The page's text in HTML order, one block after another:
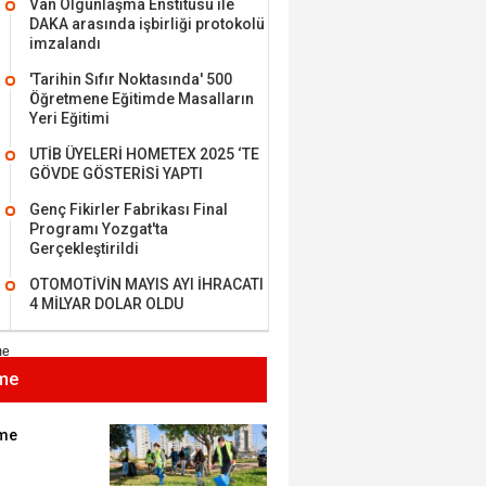
Van Olgunlaşma Enstitüsü ile
DAKA arasında işbirliği protokolü
imzalandı
'Tarihin Sıfır Noktasında' 500
Öğretmene Eğitimde Masalların
Yeri Eğitimi
UTİB ÜYELERİ HOMETEX 2025 ‘TE
GÖVDE GÖSTERİSİ YAPTI
Genç Fikirler Fabrikası Final
Programı Yozgat'ta
Gerçekleştirildi
OTOMOTİVİN MAYIS AYI İHRACATI
4 MİLYAR DOLAR OLDU
Bilim İnsanı Tosun
Saygı..
ÖZDEMİR
- Sağlık turizminde
BULUZ
Ulusumuz:
KEMAL ZEYBEK